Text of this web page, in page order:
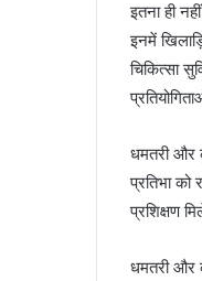
इतना ही
इनमें
चिकित्सा
धमतरी और
प्रतिभा को
प्रशिक्षण
धमतरी और